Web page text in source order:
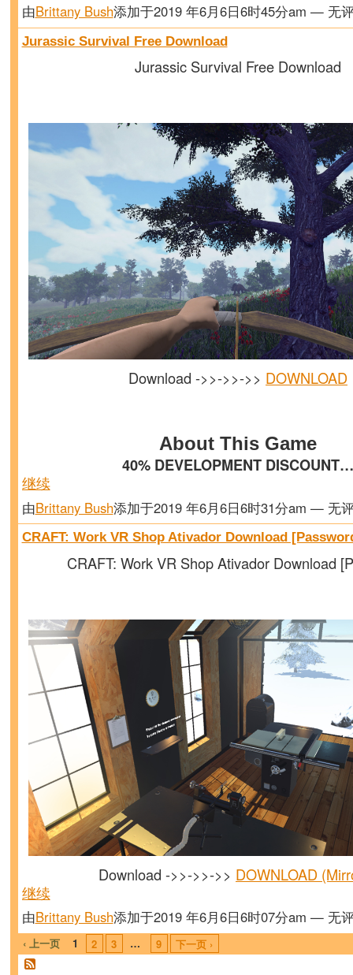
由Brittany Bush添加于2019 年6月6日6时45分am — 无
Jurassic Survival Free Download
Jurassic Survival Free Download
Download ->>->>->> DOWNLOAD
About This Game
40% DEVELOPMENT DISCOUNT…
继续
由Brittany Bush添加于2019 年6月6日6时31分am — 无
CRAFT: Work VR Shop Ativador Download
CRAFT: Work VR Shop Ativador Download
Download ->>->>->> DOWNLOAD
继续
由Brittany Bush添加于2019 年6月6日6时07分am — 无
‹ 上一页 1 2 3 … 9 下一页 ›